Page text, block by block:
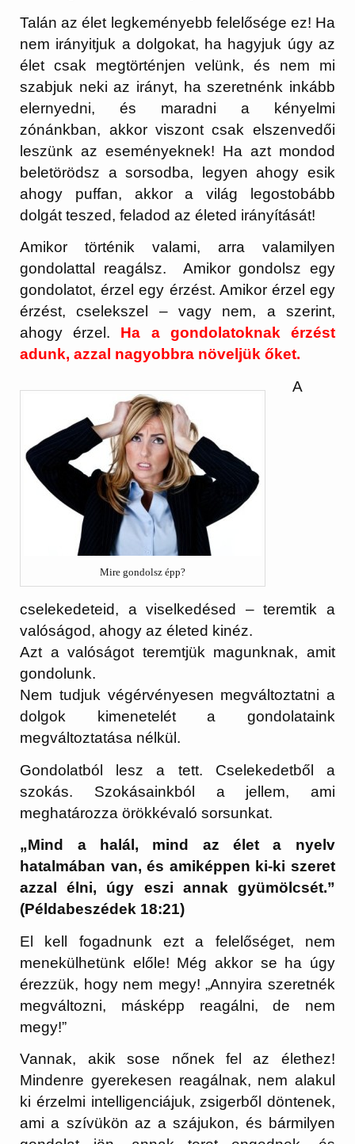
Talán az élet legkeményebb felelősége ez! Ha
nem irányitjuk a dolgokat, ha hagyjuk úgy az
élet csak megtörténjen velünk, és nem mi
szabjuk neki az irányt, ha szeretnénk inkább
elernyedni, és maradni a kényelmi
zónánkban, akkor viszont csak elszenvedői
leszünk az eseményeknek! Ha azt mondod
beletörödsz a sorsodba, legyen ahogy esik
ahogy puffan, akkor a világ legostobább
dolgát teszed, feladod az életed irányítását!
Amikor történik valami, arra valamilyen
gondolattal reagálsz. Amikor gondolsz egy
gondolatot, érzel egy érzést. Amikor érzel egy
érzést, cselekszel – vagy nem, a szerint,
ahogy érzel. Ha a gondolatoknak érzést
adunk, azzal nagyobbra növeljük őket.
Mire gondolsz épp?
A
cselekedeteid, a viselkedésed – teremtik a
valóságod, ahogy az életed kinéz.
Azt a valóságot teremtjük magunknak, amit
gondolunk.
Nem tudjuk végérvényesen megváltoztatni a
dolgok kimenetelét a gondolataink
megváltoztatása nélkül.
Gondolatból lesz a tett. Cselekedetből a
szokás. Szokásainkból a jellem, ami
meghatározza örökkévaló sorsunkat.
„Mind a halál, mind az élet a nyelv
hatalmában van, és amiképpen ki-ki szeret
azzal élni, úgy eszi annak gyümölcsét.”
(Példabeszédek 18:21)
El kell fogadnunk ezt a felelőséget, nem
menekülhetünk előle! Még akkor se ha úgy
érezzük, hogy nem megy! „Annyira szeretnék
megváltozni, másképp reagálni, de nem
megy!”
Vannak, akik sose nőnek fel az élethez!
Mindenre gyerekesen reagálnak, nem alakul
ki érzelmi intelligenciájuk, zsigerből döntenek,
ami a szívükön az a szájukon, és bármilyen